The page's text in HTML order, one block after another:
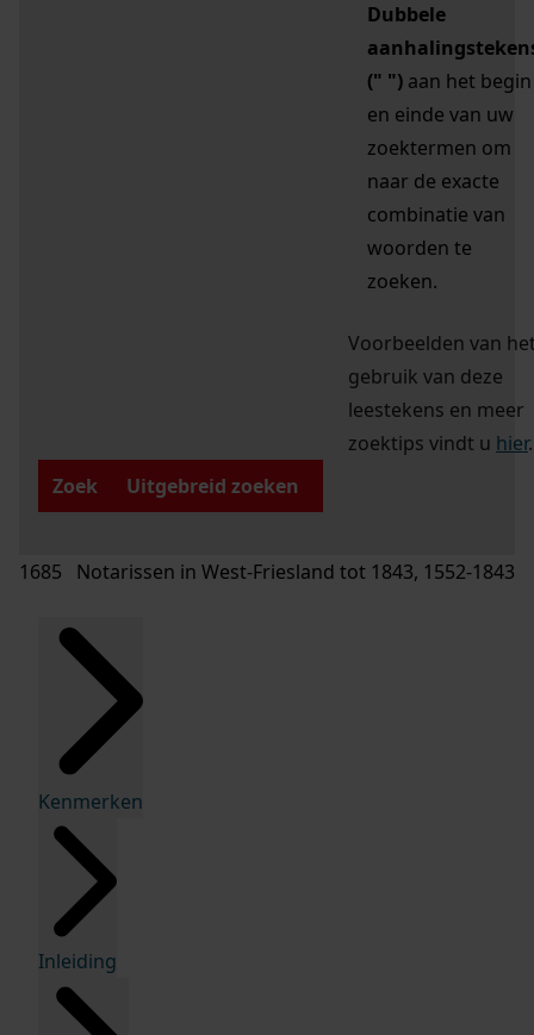
Dubbele
(" ") aan het begin
en einde van uw
zoektermen om
naar de exacte
combinatie van
woorden te
zoeken.
Voorbeelden van
gebruik van deze
leestekens en meer
zoektips vindt u hier.
Zoek
Uitgebreid zoeken
1685 Notarissen in West-Friesland tot 1843, 1552-1843
Kenmerken
Inleiding